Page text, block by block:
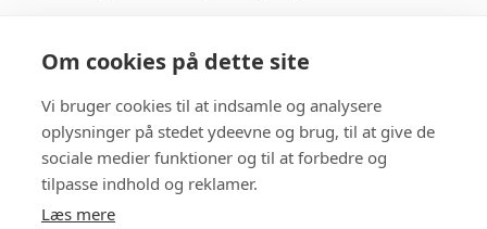
Nyhedsbrev
Tilmeld dig nyhedsbrevet og få tilbud i din indbakke.
Om cookies på dette site
Vi bruger cookies til at indsamle og analysere
oplysninger på stedet ydeevne og brug, til at give de
sociale medier funktioner og til at forbedre og
tilpasse indhold og reklamer.
Læs mere